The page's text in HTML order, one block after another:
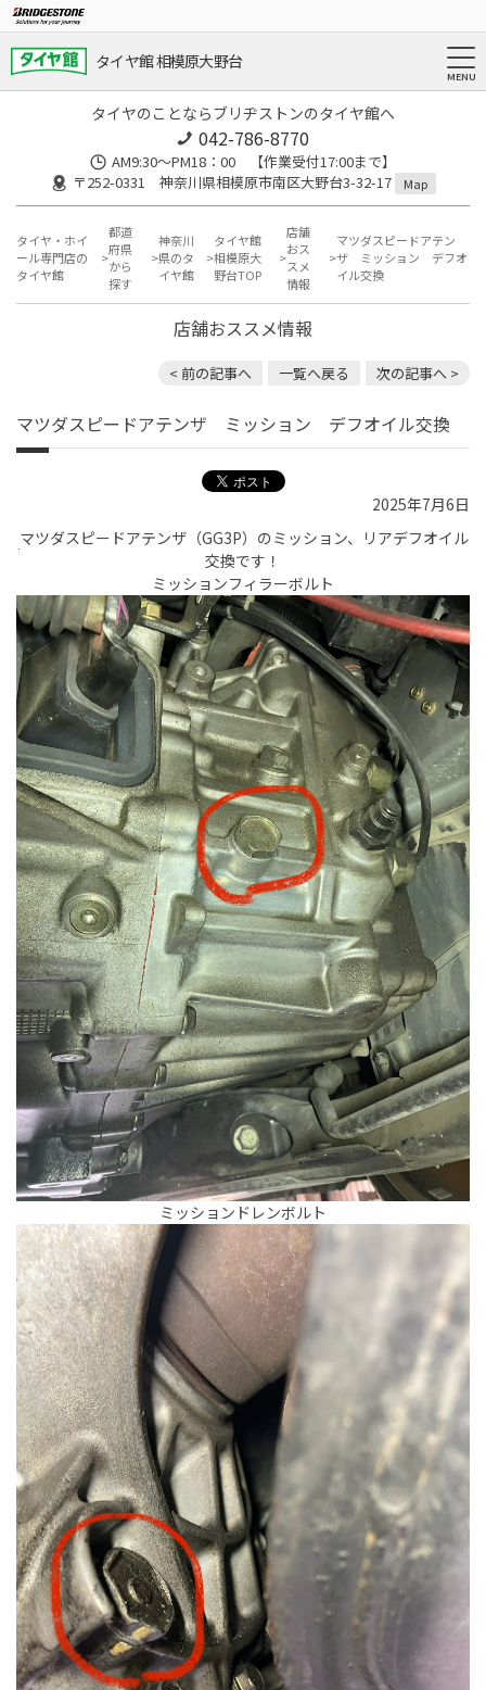
タイヤ館 相模原大野台
タイヤのことならブリヂストンのタイヤ館へ
042-786-8770
AM9:30～PM18：00 【作業受付17:00まで】
〒252-0331 神奈川県相模原市南区大野台3-32-17
Map
タイヤ・ホイ
ール専門店の
タイヤ館
都道
府県
から
探す
神奈川
県のタ
イヤ館
タイヤ館
相模原大
野台TOP
店舗
おス
スメ
情報
マツダスピードアテン
ザ ミッション デフオ
イル交換
店舗おススメ情報
< 前の記事へ 一覧へ戻る 次の記事へ >
マツダスピードアテンザ ミッション デフオイル交換
2025年7月6日
マツダスピードアテンザ（GG3P）のミッション、リアデフオイル
交換です！
ミッションフィラーボルト
ミッションドレンボルト